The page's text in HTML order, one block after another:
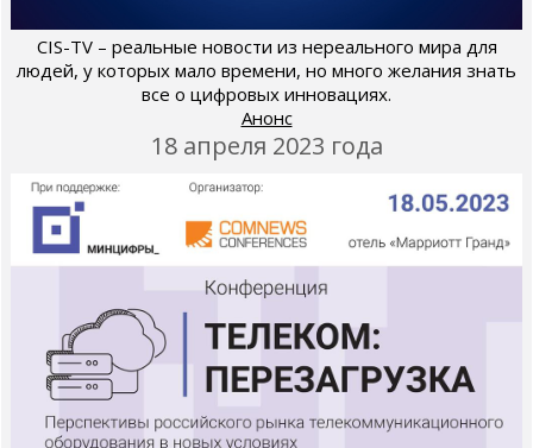
CIS-TV – реальные новости из нереального мира для
людей, у которых мало времени, но много желания знать
все о цифровых инновациях.
Анонс
18 апреля 2023 года